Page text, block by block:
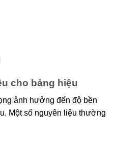
cho bảng hiệu
ảnh hưởng đến độ bền
Một số nguyên liệu thường